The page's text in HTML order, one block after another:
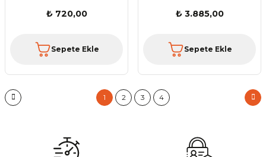
₺ 720,00
Sepete Ekle
₺ 3.885,00
Sepete Ekle
1 2 3 4